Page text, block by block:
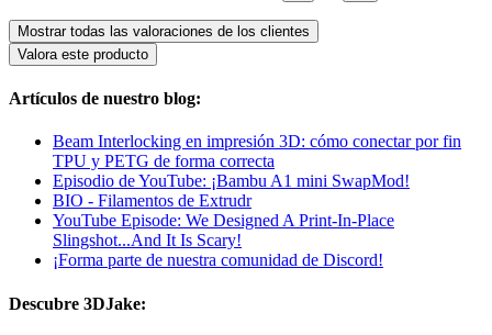
Mostrar todas las valoraciones de los clientes
Valora este producto
Artículos de nuestro blog:
Beam Interlocking en impresión 3D: cómo conectar por fin
TPU y PETG de forma correcta
Episodio de YouTube: ¡Bambu A1 mini SwapMod!
BIO - Filamentos de Extrudr
YouTube Episode: We Designed A Print-In-Place
Slingshot...And It Is Scary!
¡Forma parte de nuestra comunidad de Discord!
Descubre 3DJake: